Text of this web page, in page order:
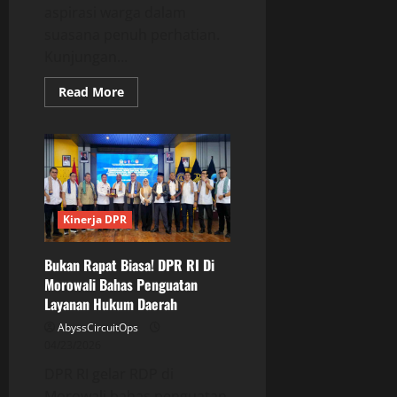
Read MoreRead
more
Sekadar
Kunjungan!
Legislator
Gerindra
Di
Pulogadung
Serahkan
Bantuan
Dari
Kinerja DPR
Bukan Rapat Biasa! DPR RI Di
Morowali Bahas Penguatan
Layanan Hukum Daerah
AbyssCircuitOps